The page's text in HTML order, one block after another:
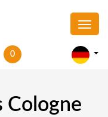
0
Cologne